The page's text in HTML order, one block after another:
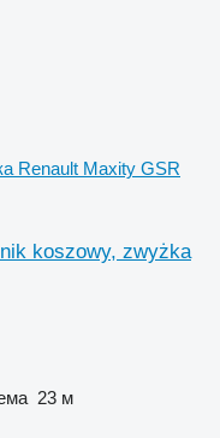
Renault Maxity GSR
koszowy, zwyżka
23 м